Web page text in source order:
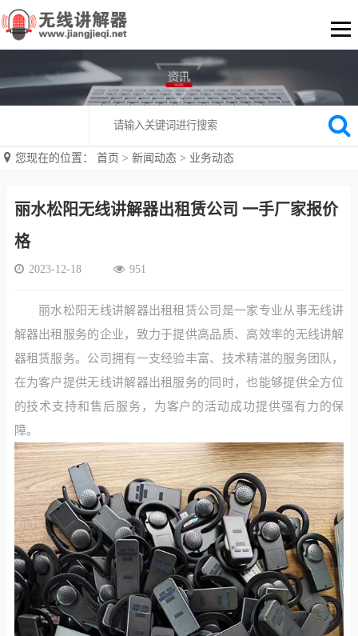
您现在的位置： 首页 > 新闻动态 > 业务动态
丽水松阳无线讲解器出租赁公司 一手厂家报价
格
2023-12-18 951
丽水松阳无线讲解器出租租赁公司是一家专业从事无线讲
解器出租服务的企业，致力于提供高品质、高效率的无线讲解
器租赁服务。公司拥有一支经验丰富、技术精湛的服务团队，
在为客户提供无线讲解器出租服务的同时，也能够提供全方位
的技术支持和售后服务，为客户的活动成功提供强有力的保
障。